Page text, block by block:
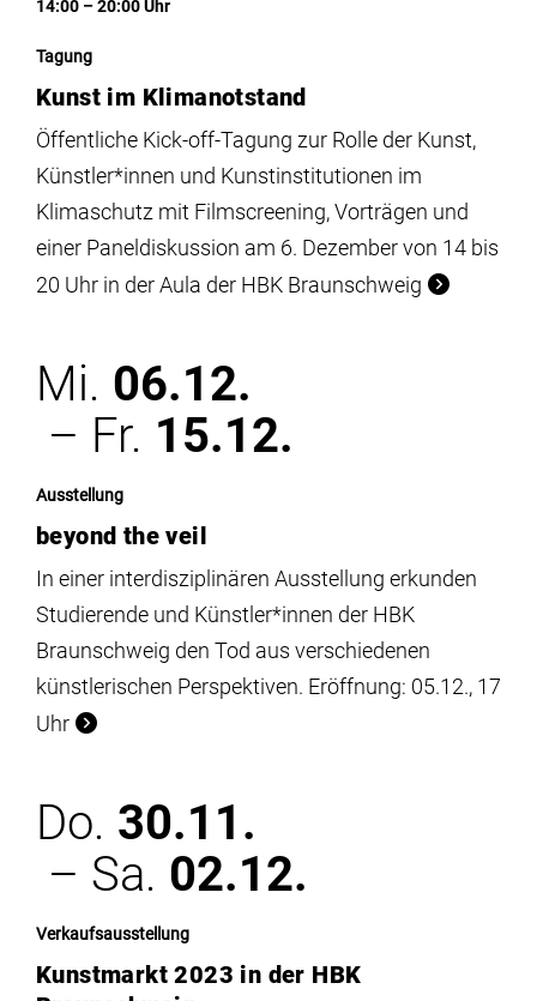
meinstudium
14:00 – 20:00 Uhr
Tagung
Kunst im Klimanotstand
Öffentliche Kick-off-Tagung zur Rolle der Kunst,
Künstler*innen und Kunstinstitutionen im
Klimaschutz mit Filmscreening, Vorträgen und
einer Paneldiskussion am 6. Dezember von 14 bis
20 Uhr in der Aula der HBK Braunschweig
Mi. 06.12.
– Fr. 15.12.
Ausstellung
beyond the veil
In einer interdisziplinären Ausstellung erkunden
Studierende und Künstler*innen der HBK
Braunschweig den Tod aus verschiedenen
künstlerischen Perspektiven. Eröffnung: 05.12., 17
Uhr
Do. 30.11.
– Sa. 02.12.
Verkaufsausstellung
Kunstmarkt 2023 in der HBK